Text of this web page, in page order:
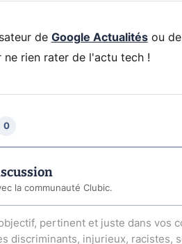
de Google Actualitésou de
ne rien rater de l'actu tech !
0
la communauté Clubic.